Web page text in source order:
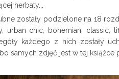
herbaty...
zostały podzielone na 18
urban chic, bohemian, classic,
każdego z nich zostały
samych zdjęć jest w tej książce